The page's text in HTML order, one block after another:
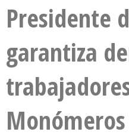
Presidente
garantiza
Monómeros